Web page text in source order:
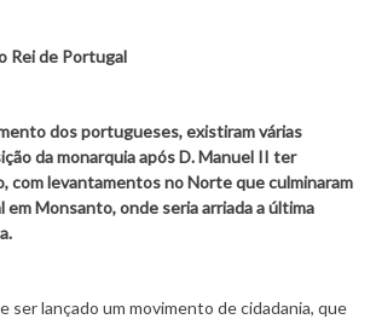
Rei de Portugal
dos portugueses, existiram várias
da monarquia após D. Manuel II ter
com levantamentos no Norte que culminaram
Monsanto, onde seria arriada a última
ser lançado um movimento de cidadania, que